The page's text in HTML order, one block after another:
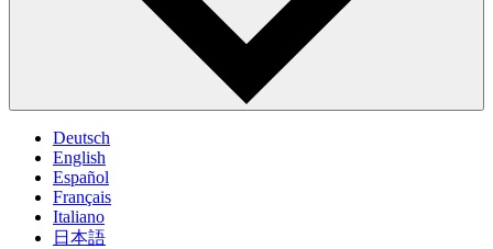
Deutsch
English
Español
Français
Italiano
日本語